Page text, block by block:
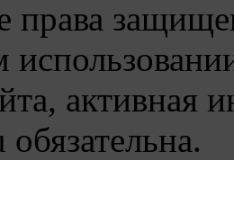
права
активная